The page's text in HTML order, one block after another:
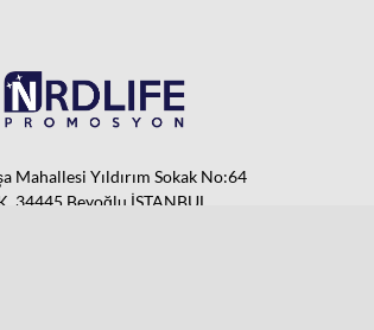
Mahallesi Yıldırım Sokak No:64
34445 Beyoğlu İSTANBUL